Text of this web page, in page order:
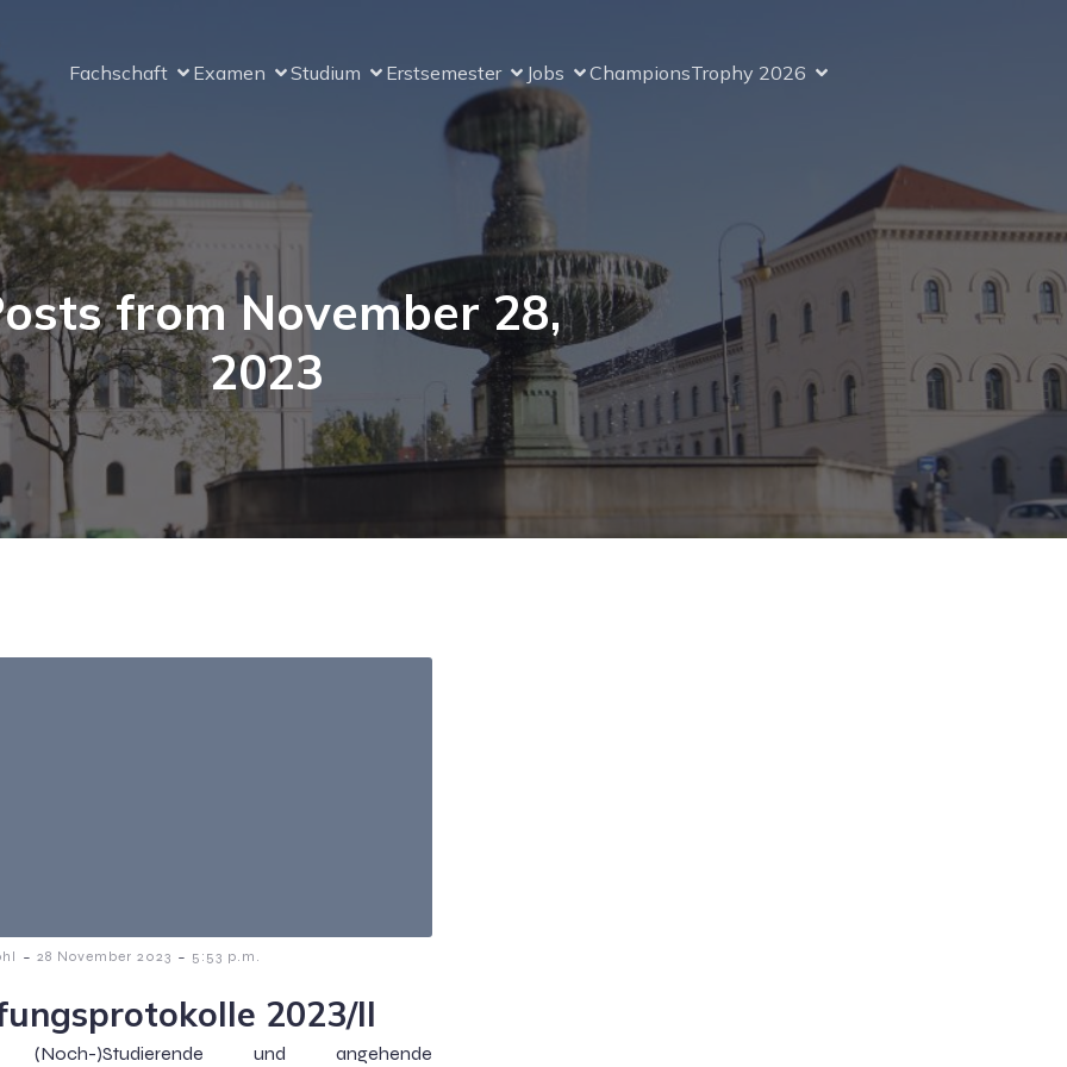
Fachschaft Examen Studium Erstsemester Jobs ChampionsTrophy 2026
from November 28,
2023
- 28 November 2023 - 5:53 p.m.
2023/II
(Noch-)Studierende und angehende